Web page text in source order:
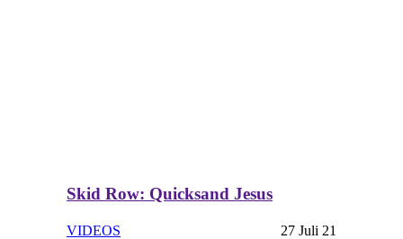
Skid Row: Quicksand Jesus
VIDEOS 27 Juli 21